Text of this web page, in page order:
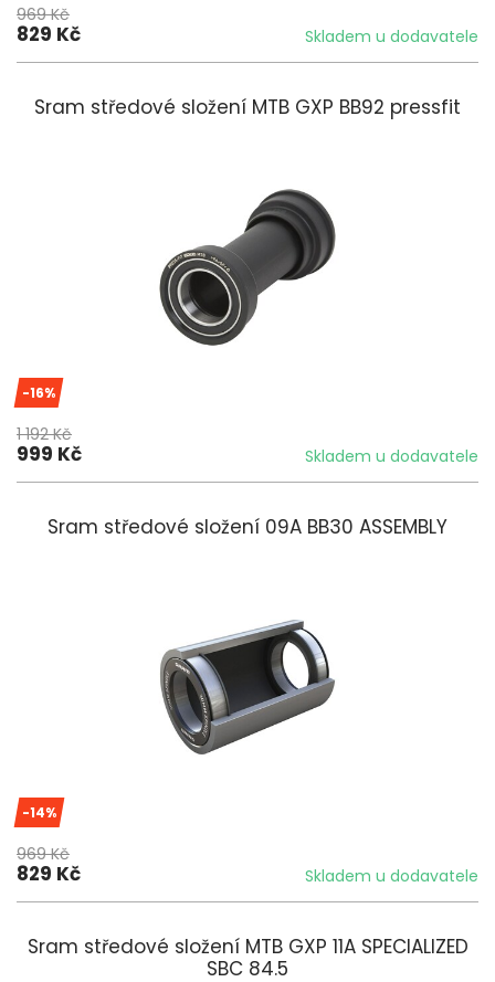
969 Kč
829 Kč Skladem u dodavatele
Sram středové složení MTB GXP BB92 pressfit
-16%
1 192 Kč
999 Kč Skladem u dodavatele
Sram středové složení 09A BB30 ASSEMBLY
-14%
969 Kč
829 Kč Skladem u dodavatele
Sram středové složení MTB GXP 11A SPECIALIZED
SBC 84.5